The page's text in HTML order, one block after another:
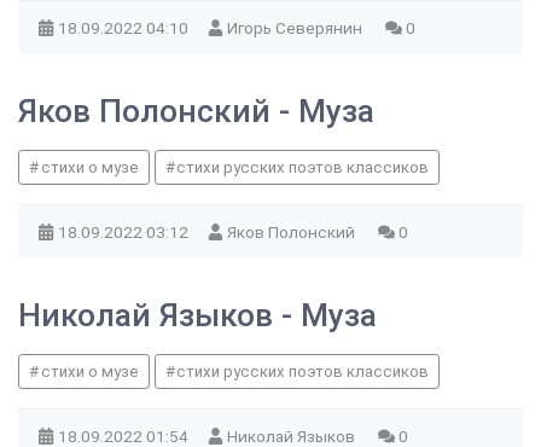
18.09.2022 04:10 Игорь Северянин 0
Яков Полонский - Муза
стихи о музе стихи русских поэтов классиков
18.09.2022 03:12 Яков Полонский 0
Николай Языков - Муза
стихи о музе стихи русских поэтов классиков
18.09.2022 01:54 Николай Языков 0